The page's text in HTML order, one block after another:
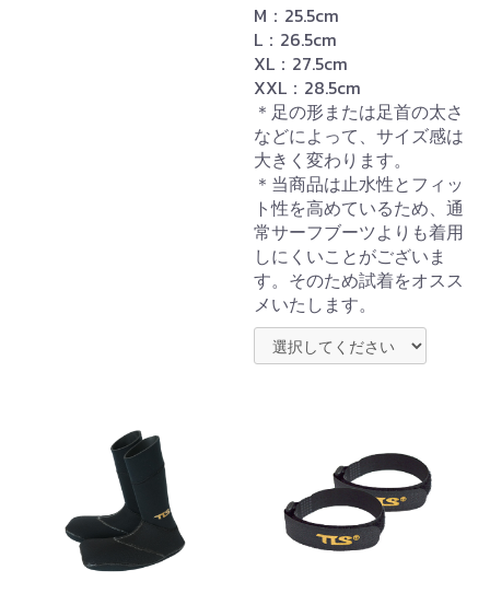
M：25.5cm
L：26.5cm
XL：27.5cm
XXL：28.5cm
＊足の形または足首の太さ
などによって、サイズ感は
大きく変わります。
＊当商品は止水性とフィッ
ト性を高めているため、通
常サーフブーツよりも着用
しにくいことがございま
す。そのため試着をオスス
メいたします。
カートへ進む